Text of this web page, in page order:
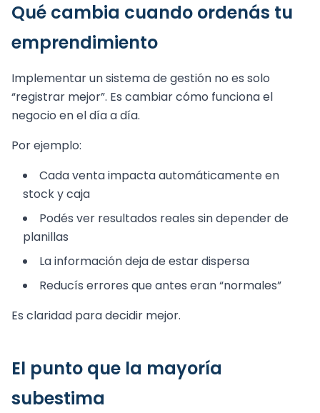
Qué cambia cuando ordenás tu
emprendimiento
Implementar un sistema de gestión no es solo
“registrar mejor”. Es cambiar cómo funciona el
negocio en el día a día.
Por ejemplo:
Cada venta impacta automáticamente en
stock y caja
Podés ver resultados reales sin depender de
planillas
La información deja de estar dispersa
Reducís errores que antes eran “normales”
Es claridad para decidir mejor.
El punto que la mayoría
subestima